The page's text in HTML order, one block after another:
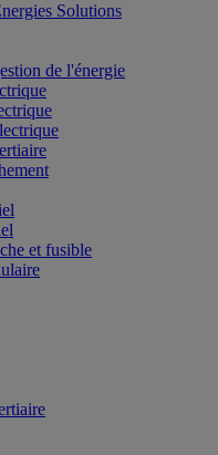
Solutions
de l'énergie
et fusible